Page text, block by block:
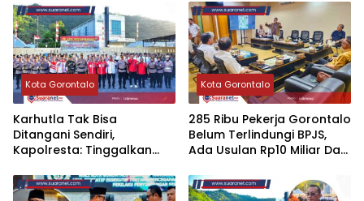
Kota Gorontalo
‎Karhutla Tak Bisa
Ditangani Sendiri,
Kapolresta: Tinggalkan
Kota Gorontalo
‎285 Ribu Pekerja Gorontalo
Belum Terlindungi BPJS,
Ada Usulan Rp10 Miliar Dari